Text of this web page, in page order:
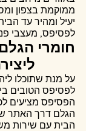
ממוקמת בצפון
יעיל ומהיר עד
לפסיפס, מעצבי
חומרי
על מנת שתוכלו
לפסיפס הטובים
הפסיפס מציעים
הגלם דרך האתר
הבית עם שירות